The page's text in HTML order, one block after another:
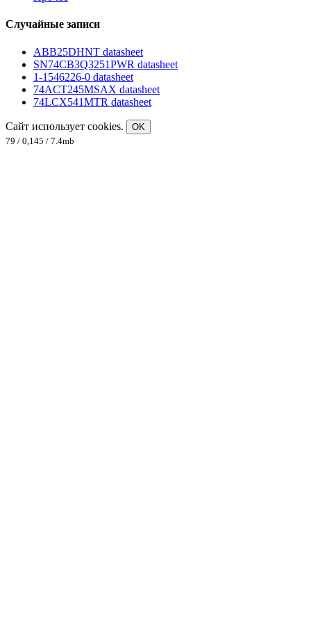
Случайные записи
ABB25DHNT datasheet
SN74CB3Q3251PWR datasheet
1-1546226-0 datasheet
74ACT245MSAX datasheet
74LCX541MTR datasheet
Сайт использует cookies.
OK
79 / 0,145 / 7.4mb